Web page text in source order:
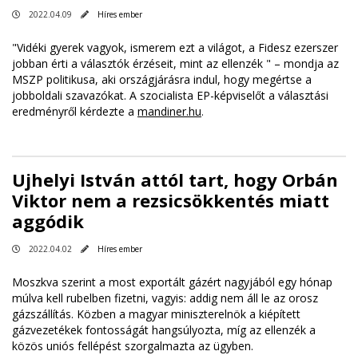
2022.04.09 Híres ember
"Vidéki gyerek vagyok, ismerem ezt a világot, a Fidesz ezerszer
jobban érti a választók érzéseit, mint az ellenzék " – mondja az
MSZP politikusa, aki országjárásra indul, hogy megértse a
jobboldali szavazókat. A szocialista EP-képviselőt a választási
eredményről kérdezte a mandiner.hu.
Ujhelyi István attól tart, hogy Orbán
Viktor nem a rezsicsökkentés miatt
aggódik
2022.04.02 Híres ember
Moszkva szerint a most exportált gázért nagyjából egy hónap
múlva kell rubelben fizetni, vagyis: addig nem áll le az orosz
gázszállítás. Közben a magyar miniszterelnök a kiépített
gázvezetékek fontosságát hangsúlyozta, míg az ellenzék a
közös uniós fellépést szorgalmazta az ügyben.